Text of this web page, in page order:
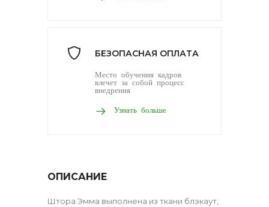
БЕЗОПАСНАЯ ОПЛАТА
Место обучения кадров
влечет за собой процесс
внедрения
Узнать больше
ОПИСАНИЕ
Штора Эмма выполнена из ткани блэкаут,